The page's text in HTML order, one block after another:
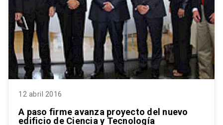
12 abril 2016
A paso firme avanza proyecto del nuevo
edificio de Ciencia y Tecnología